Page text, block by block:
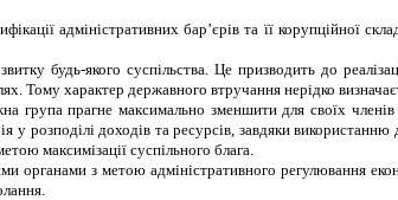
адміністративних бар’єрів та її корупційної
будь-якого суспільства. Це призводить до
Тому характер державного втручання нерідко
група прагне максимально зменшити для своїх членів
у розподілі доходів та ресурсів, завдяки використанню
максимізації суспільного блага.
органами з метою адміністративного регулювання